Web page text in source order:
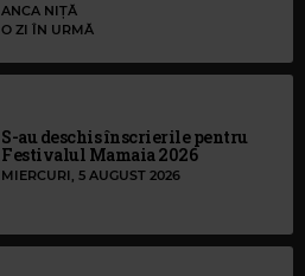
ANCA NIȚĂ
O ZI ÎN URMĂ
S-au deschis înscrierile pentru
Festivalul Mamaia 2026
MIERCURI, 5 AUGUST 2026